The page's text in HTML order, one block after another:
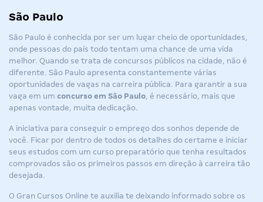
São Paulo
São Paulo é conhecida por ser um lugar cheio de oportunidades,
onde pessoas do país todo tentam uma chance de uma vida
melhor. Quando se trata de concursos públicos na cidade, não é
diferente. São Paulo apresenta constantemente várias
oportunidades de vagas na carreira pública. Para garantir a sua
vaga em um concurso em São Paulo, é necessário, mais que
apenas vontade, muita dedicação.
A iniciativa para conseguir o emprego dos sonhos depende de
você. Ficar por dentro de todos os detalhes do certame e iniciar
seus estudos com um curso preparatório que tenha resultados
comprovados são os primeiros passos em direção à carreira tão
desejada.
O Gran Cursos Online te auxilia te deixando informado sobre os